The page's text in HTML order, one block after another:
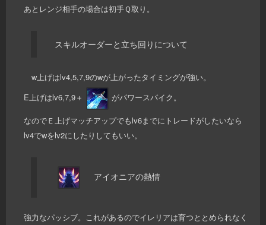
あとレンジ相手の場合は初手Ｑ取り。
スキルオーダーと立ち回りについて
w上げはlv4,5,7,9のwが上がったタイミングが強い。
E上げはlv6,7,9＋
がパワースパイク。
なのでＥ上げマッチアップでもlv6までにトレードがしたいなら
lv4でwをlv2にしたりしてもいい。
アイオニアの熱情
強力なパッシブ。これがあるのでイレリアは育つととめられなく